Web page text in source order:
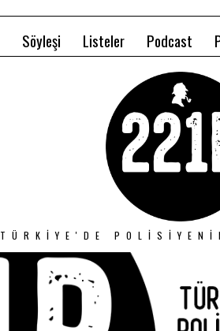
Söyleşi Listeler Podcast
TÜRKIYE'DE